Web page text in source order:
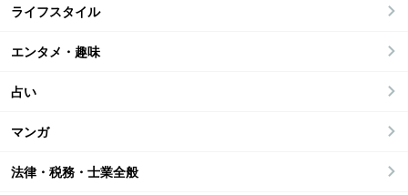
ライフスタイル
エンタメ・趣味
占い
マンガ
法律・税務・士業全般